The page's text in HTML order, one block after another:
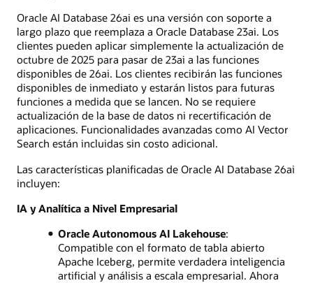
Oracle AI Database 26ai es una versión con soporte a
largo plazo que reemplaza a Oracle Database 23ai. Los
clientes pueden aplicar simplemente la actualización de
octubre de 2025 para pasar de 23ai a las funciones
disponibles de 26ai. Los clientes recibirán las funciones
disponibles de inmediato y estarán listos para futuras
funciones a medida que se lancen. No se requiere
actualización de la base de datos ni recertificación de
aplicaciones. Funcionalidades avanzadas como AI Vector
Search están incluidas sin costo adicional.
Las características planificadas de Oracle AI Database 26ai
incluyen:
IA y Analítica a Nivel Empresarial
Oracle Autonomous AI Lakehouse:
Compatible con el formato de tabla abierto
Apache Iceberg, permite verdadera inteligencia
artificial y análisis a escala empresarial. Ahora